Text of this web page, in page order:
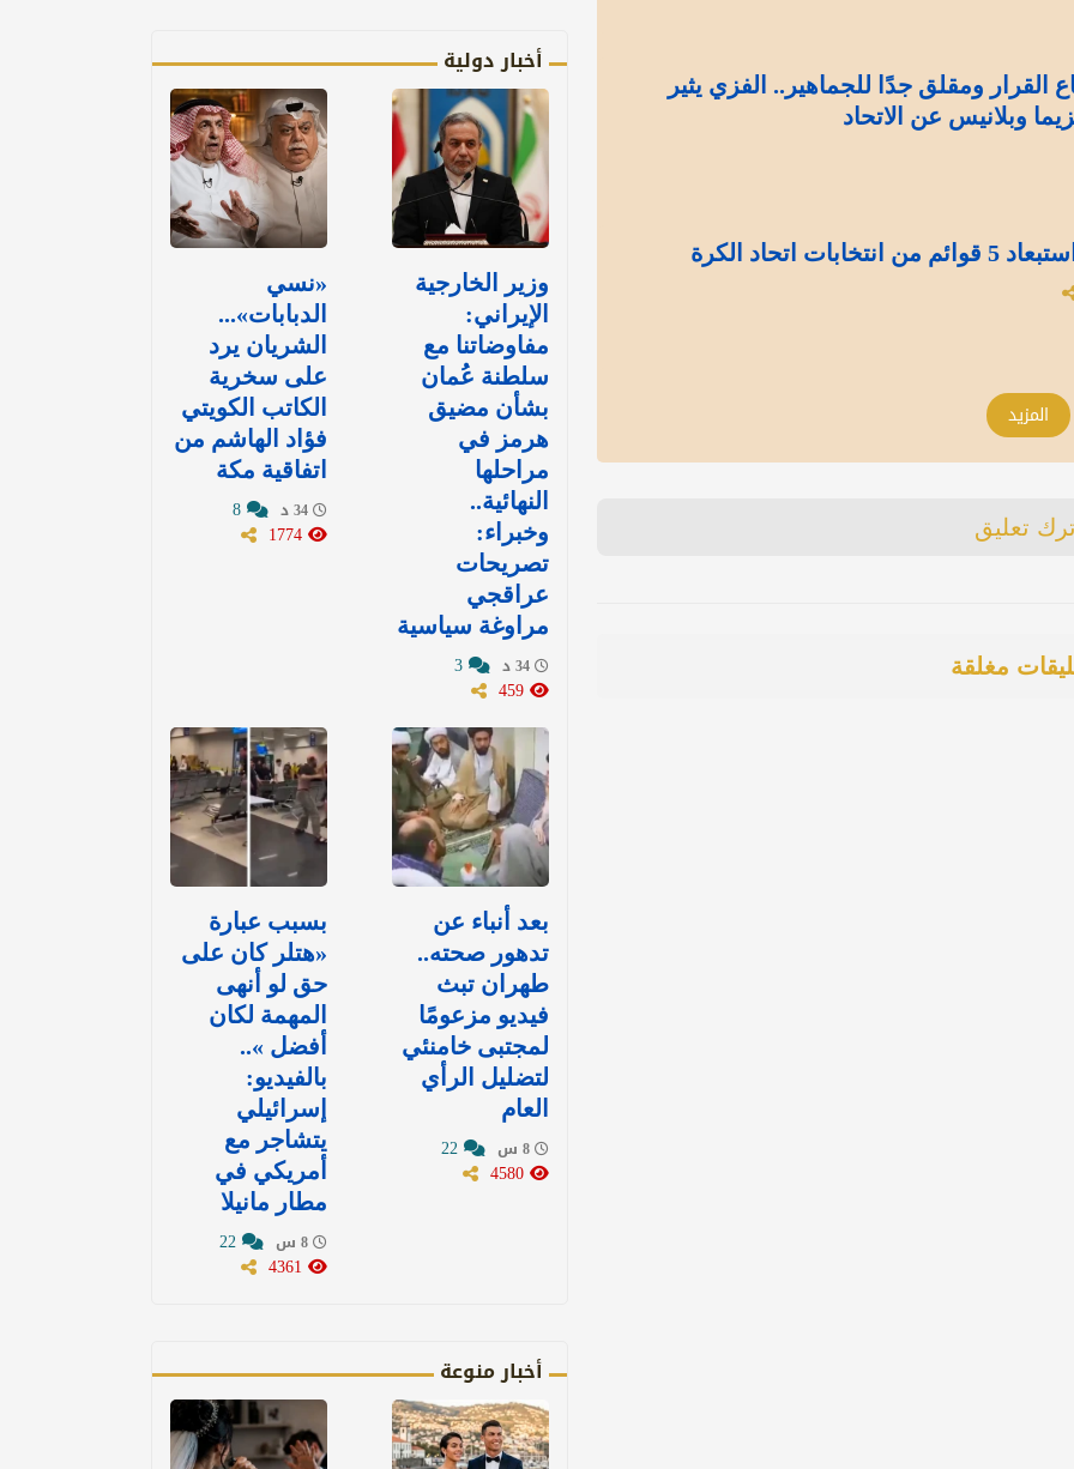
ومقلق جدًا للجماهير.. الفزي يثير
وبلانيس عن الاتحاد
اتحاد الكرة
المزيد
تعليق
مغلقة
أخبار دولية
وزير الخارجية
الإيراني:
مفاوضاتنا مع
سلطنة عُمان
بشأن مضيق
هرمز في
مراحلها
النهائية..
وخبراء:
تصريحات
عراقجي
مراوغة سياسية
«نسي
الدبابات»...
الشريان يرد
على سخرية
الكاتب الكويتي
فؤاد الهاشم من
اتفاقية مكة
بعد أنباء عن
تدهور صحته..
طهران تبث
فيديو مزعومًا
لمجتبى خامنئي
لتضليل الرأي
العام
بسبب عبارة
«هتلر كان على
حق لو أنهى
المهمة لكان
أفضل »..
بالفيديو:
إسرائيلي
يتشاجر مع
أمريكي في
مطار مانيلا
أخبار منوعة